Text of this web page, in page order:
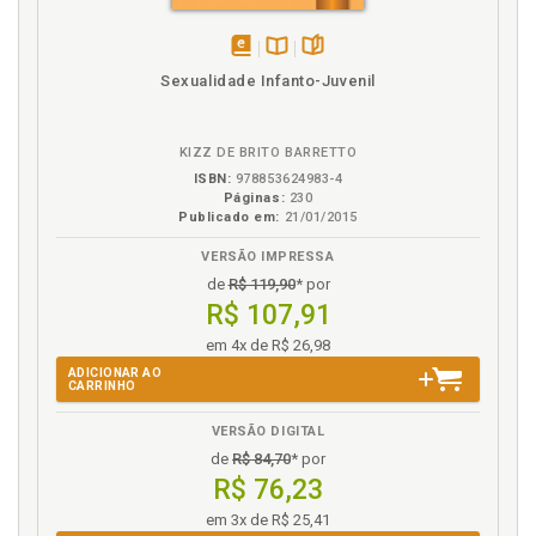
Estado contemporâneo brasilei ro, p. 161
viabilizadores da cidadania: uma possível solução .,
Plano Brasil sem Miséria, p. 141
Pobreza e a desigualdade no Brasil ., p. 119
Pobreza e a desigualdade no contexto brasileiro ., p.
113
Pobreza e a desigualdade: análise conceitual, p. 113
Política pública . Atores sociais e as políticas
Políticas Públicas no Brasil: reflexos da Constituição
Federal de 1988, p. 90
disponívelDisponível
Sexualidade Infanto-Juvenil
KIZZ DE BRITO BARRETTO
ISBN: 978853624983-4
Páginas: 230
Publicado em: 21/01/2015
VERSÃO IMPRESSA
deR$ 119,90* por
R$ 107,91
em 4x de R$ 26,98
ADICIONAR AO
CARRINHO
VERSÃO DIGITAL
de R$ 84,70* por
R$ 76,23
em 3x de R$ 25,41